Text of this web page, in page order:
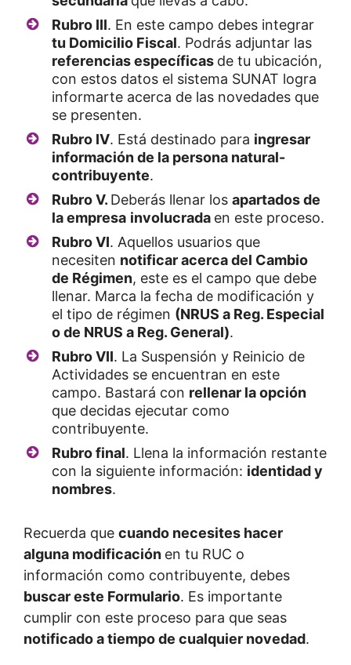
Rubro III. En este campo debes integrar
tu Domicilio Fiscal. Podrás adjuntar las
referencias específicas de tu ubicación,
con estos datos el sistema SUNAT logra
informarte acerca de las novedades que
se presenten.
Rubro IV. Está destinado para ingresar
información de la persona natural-
contribuyente.
Rubro V. Deberás llenar los apartados de
la empresa involucrada en este proceso.
Rubro VI. Aquellos usuarios que
necesiten notificar acerca del Cambio
de Régimen, este es el campo que debe
llenar. Marca la fecha de modificación y
el tipo de régimen (NRUS a Reg. Especial
o de NRUS a Reg. General).
Rubro VII. La Suspensión y Reinicio de
Actividades se encuentran en este
campo. Bastará con rellenar la opción
que decidas ejecutar como
contribuyente.
Rubro final. Llena la información restante
con la siguiente información: identidad y
nombres.
Recuerda que cuando necesites hacer
alguna modificación en tu RUC o
información como contribuyente, debes
buscar este Formulario. Es importante
cumplir con este proceso para que seas
notificado a tiempo de cualquier novedad.